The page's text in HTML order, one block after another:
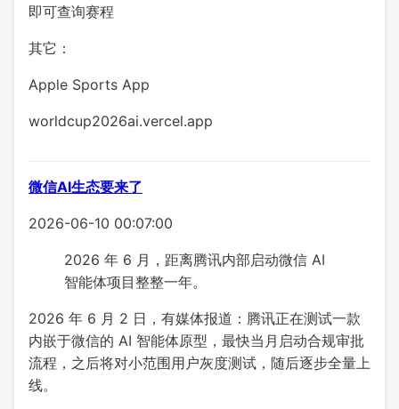
即可查询赛程
其它：
Apple Sports App
worldcup2026ai.vercel.app
微信AI生态要来了
2026-06-10 00:07:00
2026 年 6 月，距离腾讯内部启动微信 AI
智能体项目整整一年。
2026 年 6 月 2 日，有媒体报道：腾讯正在测试一款
内嵌于微信的 AI 智能体原型，最快当月启动合规审批
流程，之后将对小范围用户灰度测试，随后逐步全量上
线。